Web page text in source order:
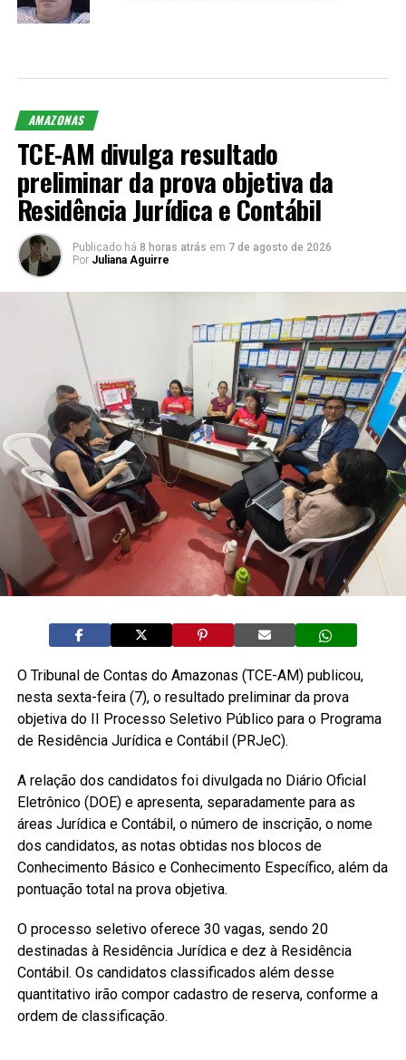
AMAZONAS
TCE-AM divulga resultado
preliminar da prova objetiva da
Residência Jurídica e Contábil
Publicado há 8 horas atrás em 7 de agosto de 2026
Por Juliana Aguirre
O Tribunal de Contas do Amazonas (TCE-AM) publicou,
nesta sexta-feira (7), o resultado preliminar da prova
objetiva do II Processo Seletivo Público para o Programa
de Residência Jurídica e Contábil (PRJeC).
A relação dos candidatos foi divulgada no Diário Oficial
Eletrônico (DOE) e apresenta, separadamente para as
áreas Jurídica e Contábil, o número de inscrição, o nome
dos candidatos, as notas obtidas nos blocos de
Conhecimento Básico e Conhecimento Específico, além da
pontuação total na prova objetiva.
O processo seletivo oferece 30 vagas, sendo 20
destinadas à Residência Jurídica e dez à Residência
Contábil. Os candidatos classificados além desse
quantitativo irão compor cadastro de reserva, conforme a
ordem de classificação.